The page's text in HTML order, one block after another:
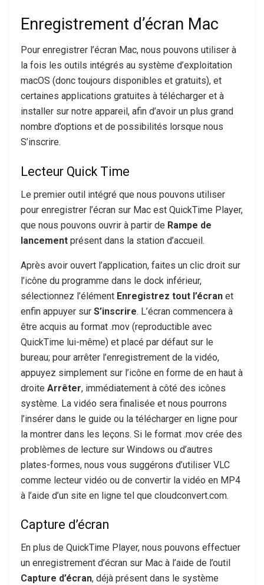
Enregistrement d’écran Mac
Pour enregistrer l’écran Mac, nous pouvons utiliser à
la fois les outils intégrés au système d’exploitation
macOS (donc toujours disponibles et gratuits), et
certaines applications gratuites à télécharger et à
installer sur notre appareil, afin d’avoir un plus grand
nombre d’options et de possibilités lorsque nous
S’inscrire.
Lecteur Quick Time
Le premier outil intégré que nous pouvons utiliser
pour enregistrer l’écran sur Mac est QuickTime Player,
que nous pouvons ouvrir à partir de Rampe de
lancement présent dans la station d’accueil.
Après avoir ouvert l’application, faites un clic droit sur
l’icône du programme dans le dock inférieur,
sélectionnez l’élément Enregistrez tout l’écran et
enfin appuyer sur S’inscrire. L’écran commencera à
être acquis au format .mov (reproductible avec
QuickTime lui-même) et placé par défaut sur le
bureau; pour arrêter l’enregistrement de la vidéo,
appuyez simplement sur l’icône en forme de en haut à
droite Arrêter, immédiatement à côté des icônes
système. La vidéo sera finalisée et nous pourrons
l’insérer dans le guide ou la télécharger en ligne pour
la montrer dans les leçons. Si le format .mov crée des
problèmes de lecture sur Windows ou d’autres
plates-formes, nous vous suggérons d’utiliser VLC
comme lecteur vidéo ou de convertir la vidéo en MP4
à l’aide d’un site en ligne tel que cloudconvert.com.
Capture d’écran
En plus de QuickTime Player, nous pouvons effectuer
un enregistrement d’écran sur Mac à l’aide de l’outil
Capture d’écran, déjà présent dans le système